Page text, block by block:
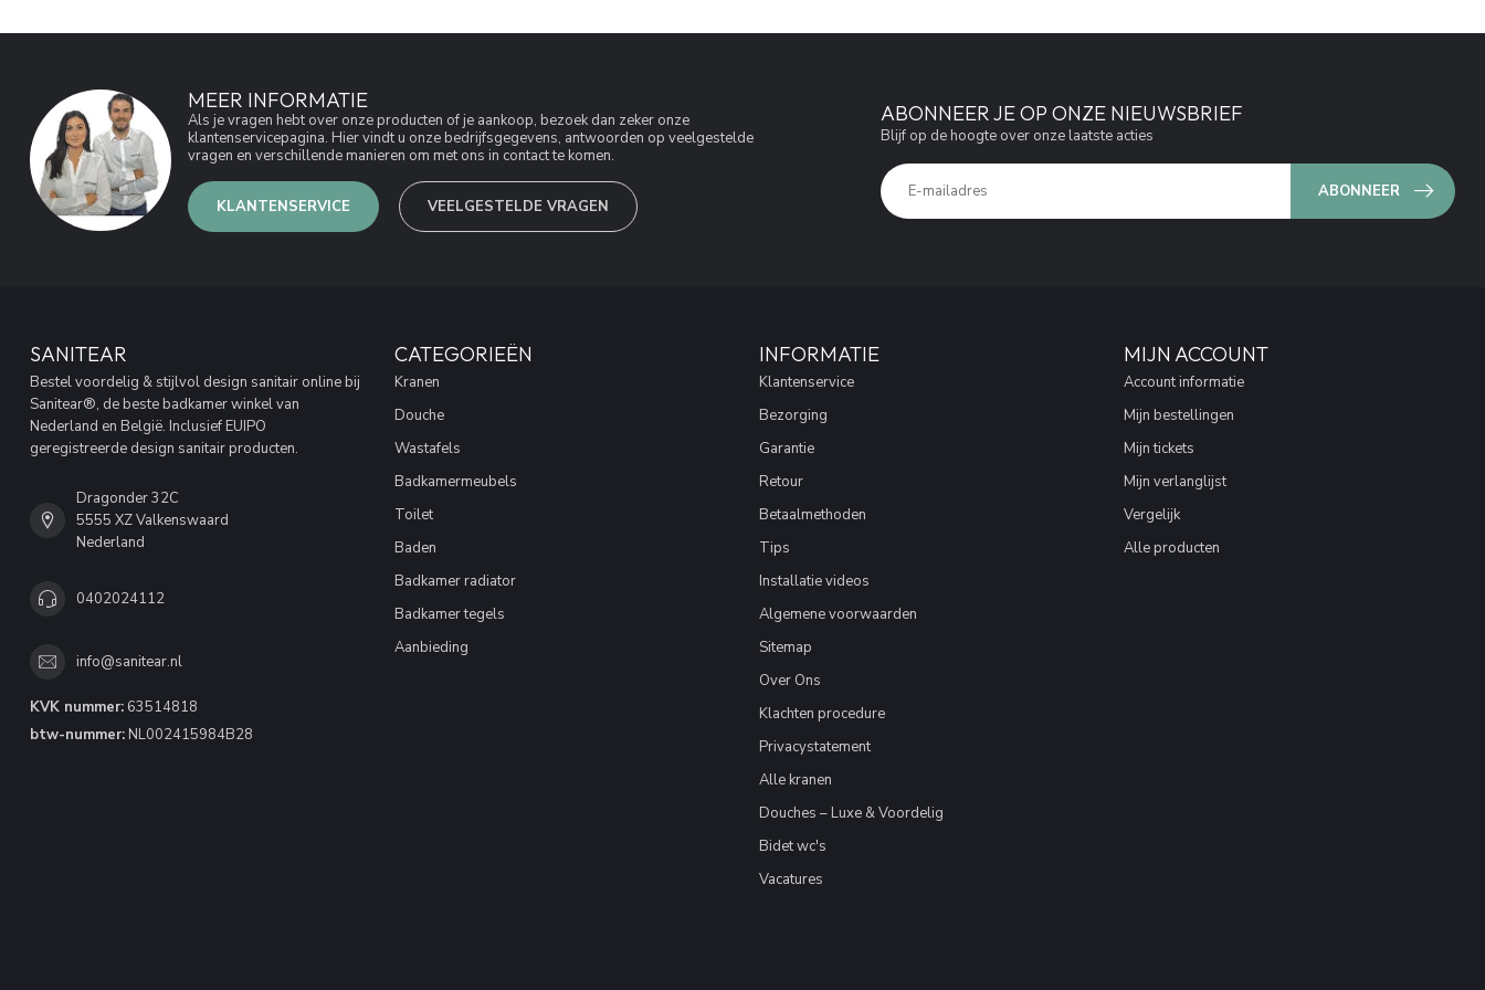
MEER INFORMATIE
Als je vragen hebt over onze producten of je aankoop, bezoek dan zeker onze
klantenservicepagina. Hier vindt u onze bedrijfsgegevens, antwoorden op veelgestelde
vragen en verschillende manieren om met ons in contact te komen.
KLANTENSERVICE VEELGESTELDE VRAGEN
ABONNEER JE OP ONZE NIEUWSBRIEF
Blijf op de hoogte over onze laatste acties
ABONNEER
SANITEAR
Bestel voordelig & stijlvol design sanitair online bij
Sanitear®, de beste badkamer winkel van
Nederland en België. Inclusief EUIPO
geregistreerde design sanitair producten.
Dragonder 32C
5555 XZ Valkenswaard
Nederland
0402024112
info@sanitear.nl
KVK nummer: 63514818
btw-nummer: NL002415984B28
CATEGORIEËN
Kranen
Douche
Wastafels
Badkamermeubels
Toilet
Baden
Badkamer radiator
Badkamer tegels
Aanbieding
INFORMATIE
Klantenservice
Bezorging
Garantie
Retour
Betaalmethoden
Tips
Installatie videos
Algemene voorwaarden
Sitemap
Over Ons
Klachten procedure
Privacystatement
Alle kranen
Douches – Luxe & Voordelig
Bidet wc's
Vacatures
MIJN ACCOUNT
Account informatie
Mijn bestellingen
Mijn tickets
Mijn verlanglijst
Vergelijk
Alle producten